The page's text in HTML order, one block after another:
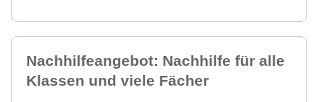
Nachhilfeangebot: Nachhilfe für alle
Klassen und viele Fächer